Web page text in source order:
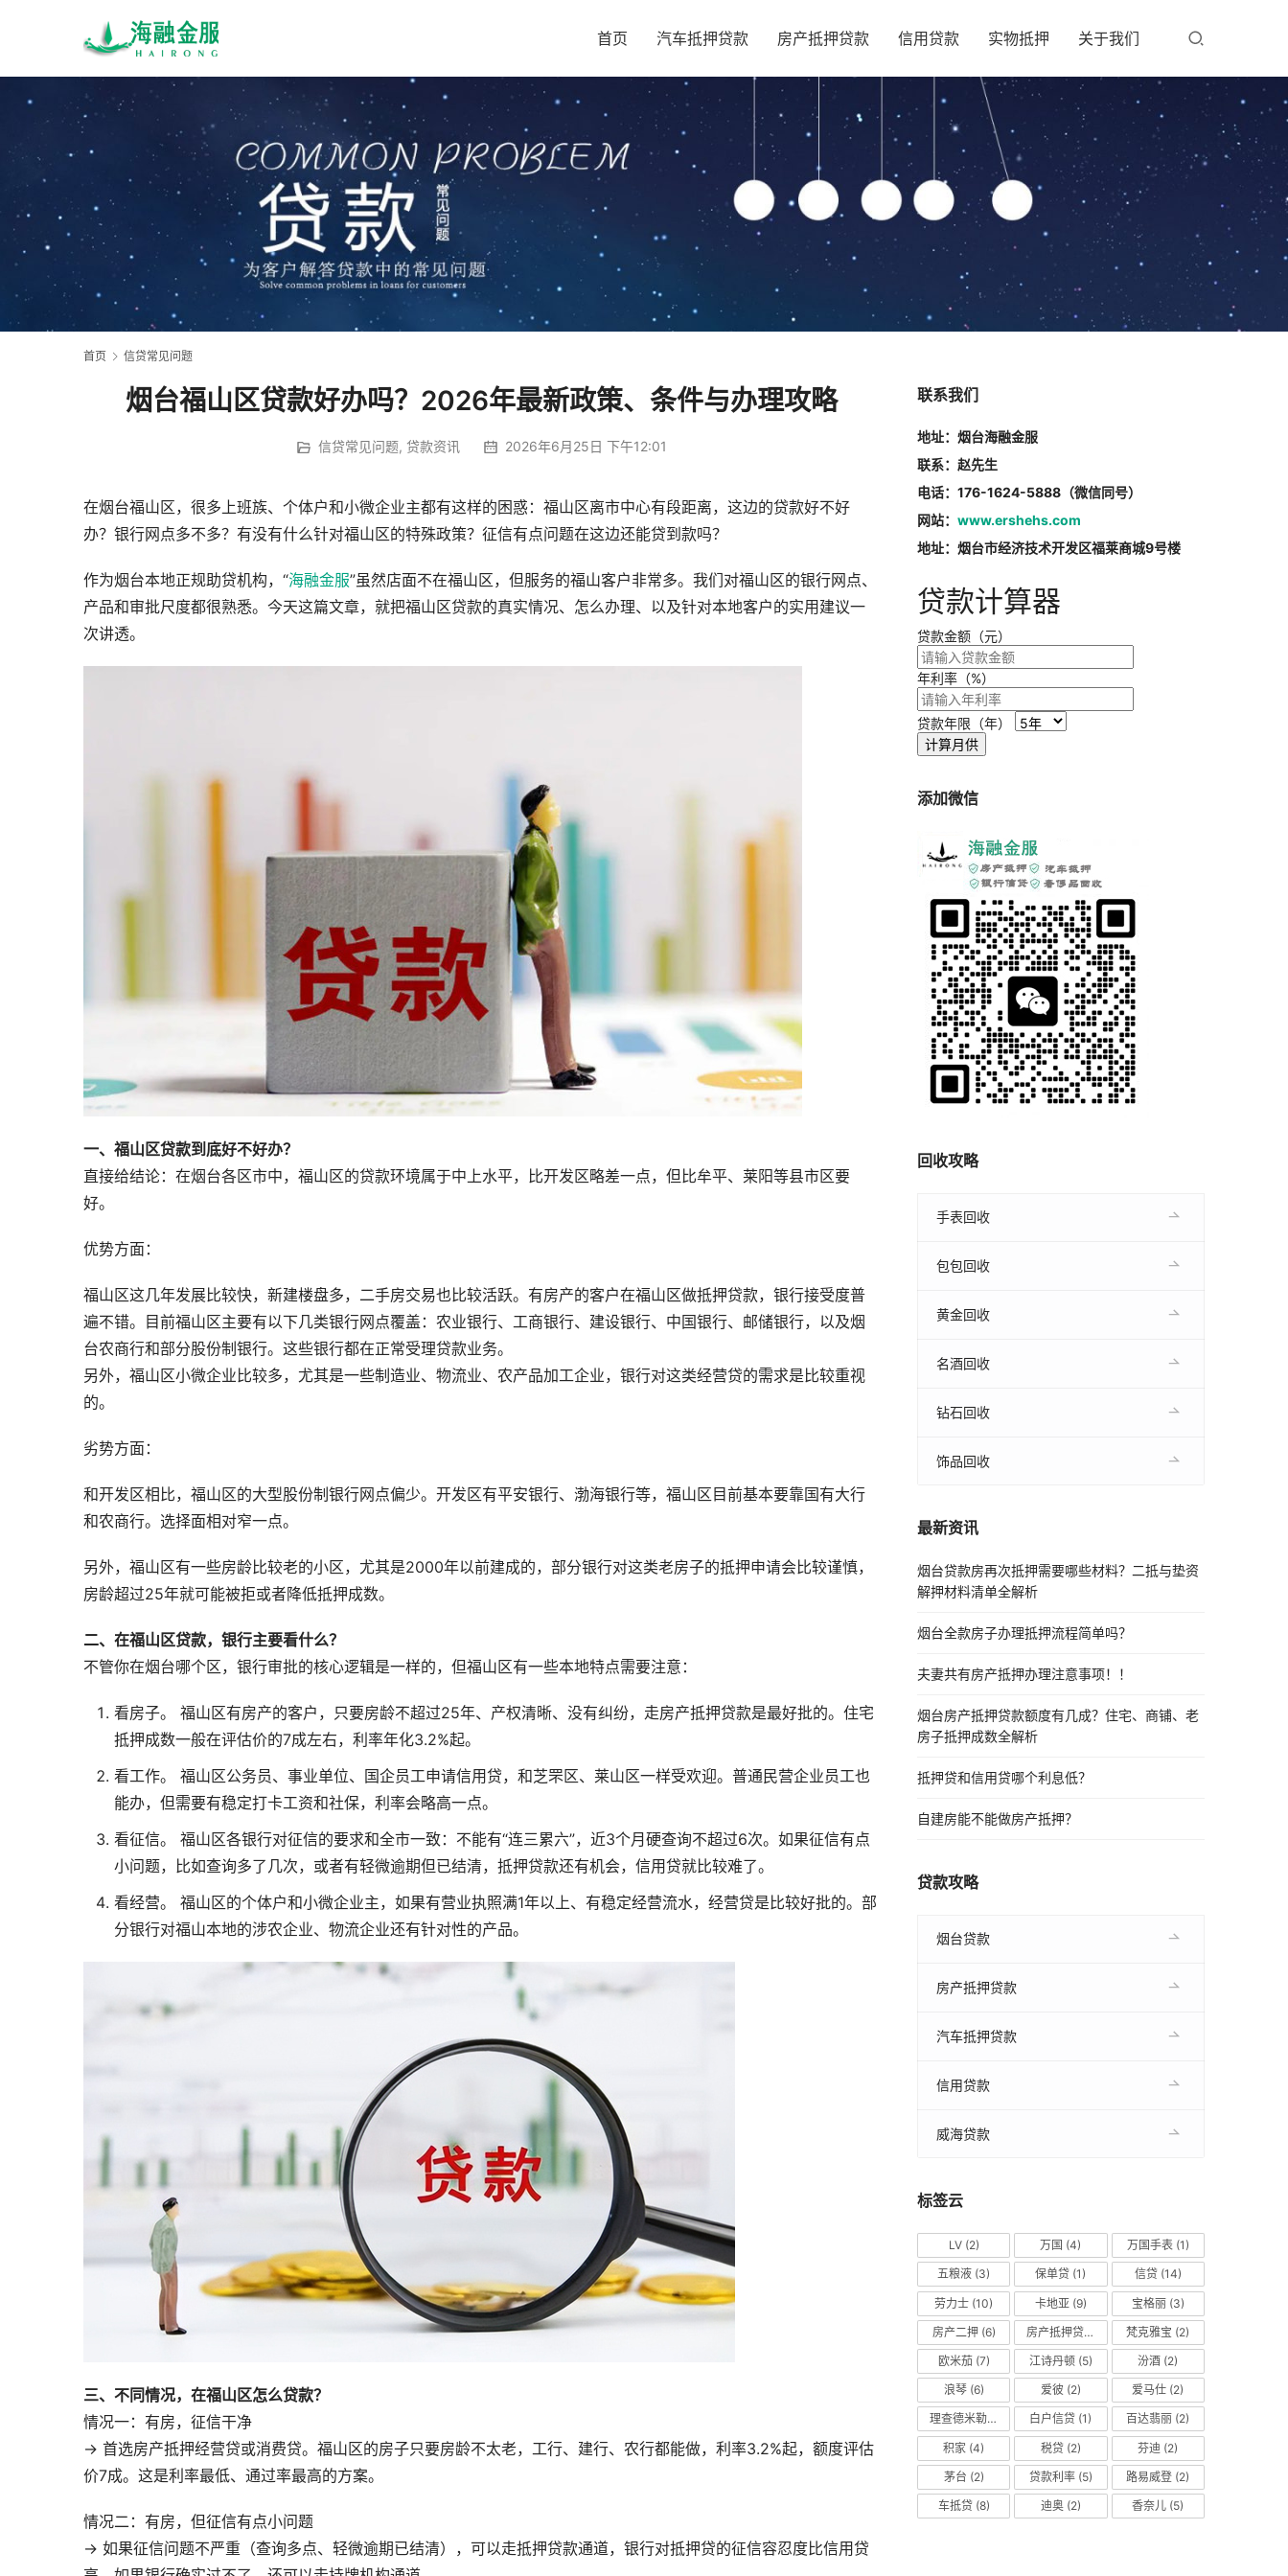
首页 汽车抵押贷款 房产抵押贷款 信用贷款 实物抵押 关于我们
首页 信贷常见问题
烟台福山区贷款好办吗？2026年最新政策、条件与办理攻略
信贷常见问题, 贷款资讯 2026年6月25日 下午12:01
在烟台福山区，很多上班族、个体户和小微企业主都有这样的困惑：福山区离市中心有段距离，这边的贷款好不好
办？银行网点多不多？有没有什么针对福山区的特殊政策？征信有点问题在这边还能贷到款吗？
作为烟台本地正规助贷机构，“海融金服”虽然店面不在福山区，但服务的福山客户非常多。我们对福山区的银行网点、
产品和审批尺度都很熟悉。今天这篇文章，就把福山区贷款的真实情况、怎么办理、以及针对本地客户的实用建议一
次讲透。
一、福山区贷款到底好不好办？
直接给结论：在烟台各区市中，福山区的贷款环境属于中上水平，比开发区略差一点，但比牟平、莱阳等县市区要
好。
优势方面：
福山区这几年发展比较快，新建楼盘多，二手房交易也比较活跃。有房产的客户在福山区做抵押贷款，银行接受度普
遍不错。目前福山区主要有以下几类银行网点覆盖：农业银行、工商银行、建设银行、中国银行、邮储银行，以及烟
台农商行和部分股份制银行。这些银行都在正常受理贷款业务。
另外，福山区小微企业比较多，尤其是一些制造业、物流业、农产品加工企业，银行对这类经营贷的需求是比较重视
的。
劣势方面：
和开发区相比，福山区的大型股份制银行网点偏少。开发区有平安银行、渤海银行等，福山区目前基本要靠国有大行
和农商行。选择面相对窄一点。
另外，福山区有一些房龄比较老的小区，尤其是2000年以前建成的，部分银行对这类老房子的抵押申请会比较谨慎，
房龄超过25年就可能被拒或者降低抵押成数。
二、在福山区贷款，银行主要看什么？
不管你在烟台哪个区，银行审批的核心逻辑是一样的，但福山区有一些本地特点需要注意：
看房子。 福山区有房产的客户，只要房龄不超过25年、产权清晰、没有纠纷，走房产抵押贷款是最好批的。住宅
抵押成数一般在评估价的7成左右，利率年化3.2%起。
看工作。 福山区公务员、事业单位、国企员工申请信用贷，和芝罘区、莱山区一样受欢迎。普通民营企业员工也
能办，但需要有稳定打卡工资和社保，利率会略高一点。
看征信。 福山区各银行对征信的要求和全市一致：不能有“连三累六”，近3个月硬查询不超过6次。如果征信有点
小问题，比如查询多了几次，或者有轻微逾期但已结清，抵押贷款还有机会，信用贷就比较难了。
看经营。 福山区的个体户和小微企业主，如果有营业执照满1年以上、有稳定经营流水，经营贷是比较好批的。部
分银行对福山本地的涉农企业、物流企业还有针对性的产品。
三、不同情况，在福山区怎么贷款？
情况一：有房，征信干净
→ 首选房产抵押经营贷或消费贷。福山区的房子只要房龄不太老，工行、建行、农行都能做，利率3.2%起，额度评估
价7成。这是利率最低、通过率最高的方案。
情况二：有房，但征信有点小问题
→ 如果征信问题不严重（查询多点、轻微逾期已结清），可以走抵押贷款通道，银行对抵押贷的征信容忍度比信用贷
联系我们
地址：烟台海融金服
联系：赵先生
电话：176-1624-5888（微信同号）
网站： www.ershehs.com
地址：烟台市经济技术开发区福莱商城9号楼
贷款计算器
贷款金额（元）
年利率（%）
贷款年限（年）
计算月供
添加微信
回收攻略
手表回收
包包回收
黄金回收
名酒回收
钻石回收
饰品回收
最新资讯
烟台贷款房再次抵押需要哪些材料？二抵与垫资
解押材料清单全解析
烟台全款房子办理抵押流程简单吗？
夫妻共有房产抵押办理注意事项！！
烟台房产抵押贷款额度有几成？住宅、商铺、老
房子抵押成数全解析
抵押贷和信用贷哪个利息低？
自建房能不能做房产抵押？
贷款攻略
烟台贷款
房产抵押贷款
汽车抵押贷款
信用贷款
威海贷款
标签云
LV(2) 万国 (4) 万国手表(1)
五粮液 (3) 保单贷 (1) 信贷(14)
劳力士 (10) 卡地亚(9) 宝格丽(3)
房产二押(6) 房产抵押贷款 梵克雅宝 (2)
欧米茄(7) 江诗丹顿(5) 汾酒 (2)
浪琴(6) 爱彼 (2) 爱马仕 (2)
理查德米勒
(2) 白户信贷 (1) 百达翡丽 (2)
积家 (4) 税贷(2) 芬迪 (2)
茅台 (2) 贷款利率(5) 路易威登 (2)
车抵贷(8) 迪奥(2) 香奈儿 (5)